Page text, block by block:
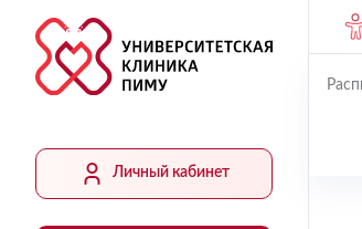
Личный кабинет